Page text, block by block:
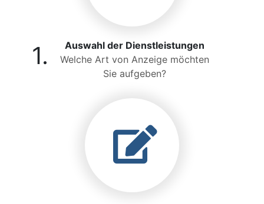
1.
Auswahl der Dienstleistungen
Welche Art von Anzeige möchten
Sie aufgeben?